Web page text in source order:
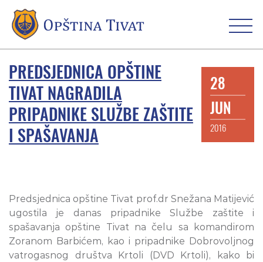
PREDSJEDNICA OPŠTINE
TIVAT NAGRADILA
PRIPADNIKE SLUŽBE ZAŠTITE
I SPAŠAVANJA
28
JUN
2016
Predsjednica opštine Tivat prof.dr Snežana Matijević
ugostila je danas pripadnike Službe zaštite i
spašavanja opštine Tivat na čelu sa komandirom
Zoranom Barbićem, kao i pripadnike Dobrovoljnog
vatrogasnog društva Krtoli (DVD Krtoli), kako bi